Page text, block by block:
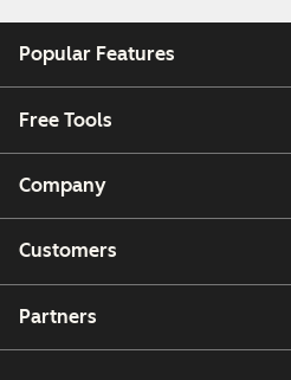
Popular Features
Free Tools
Company
Customers
Partners